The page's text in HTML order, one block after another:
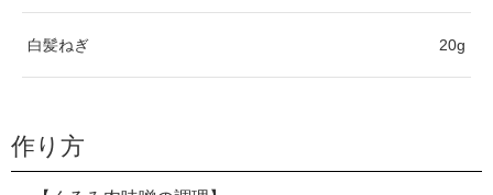
白髪ねぎ 20g
作り方